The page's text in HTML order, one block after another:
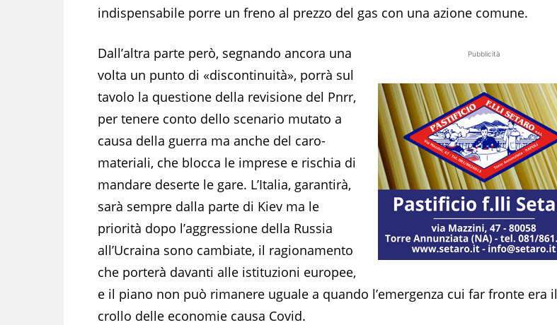
indispensabile porre un freno al prezzo del gas con una azione comune.
Pubblicità
Dall’altra parte però, segnando ancora una
volta un punto di «discontinuità», porrà sul
tavolo la questione della revisione del Pnrr,
per tenere conto dello scenario mutato a
causa della guerra ma anche del caro-
materiali, che blocca le imprese e rischia di
mandare deserte le gare. L’Italia, garantirà,
sarà sempre dalla parte di Kiev ma le
priorità dopo l’aggressione della Russia
all’Ucraina sono cambiate, il ragionamento
che porterà davanti alle istituzioni europee,
e il piano non può rimanere uguale a quando l’emergenza cui far fronte era il
crollo delle economie causa Covid.